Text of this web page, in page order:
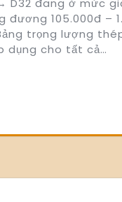
D32 đang ở mức
đương 105.000đ –
trọng lượng
dụng cho tất cả…